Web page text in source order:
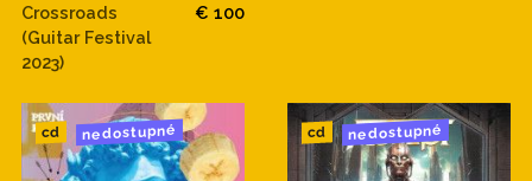
Crossroads
(Guitar Festival
2023)
€ 100
cd nedostupné cd nedostupné